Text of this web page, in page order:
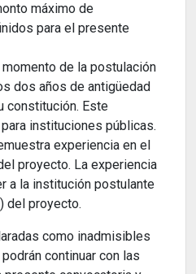
máximo de
para el presente
de la postulación
dos años de antigüedad
constitución. Este
instituciones públicas.
experiencia en el
proyecto. La experiencia
a la institución postulante
del proyecto.
como inadmisibles
continuar con las